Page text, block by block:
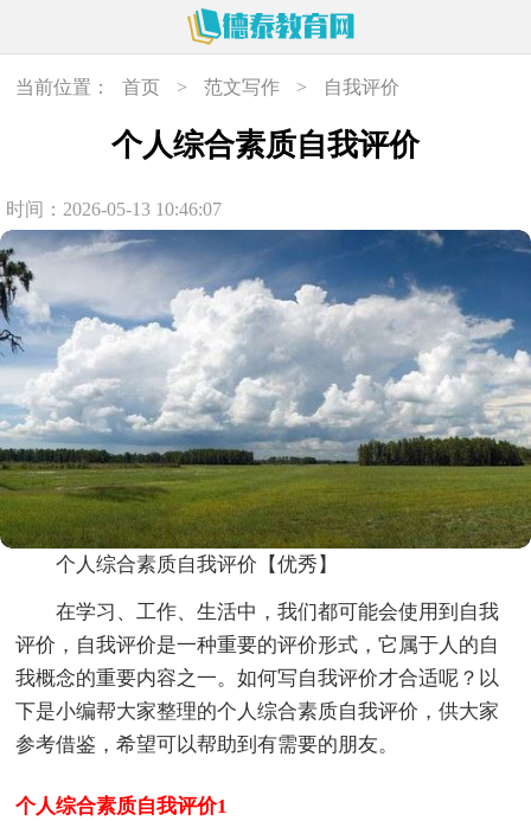
当前位置： 首页 > 范文写作 > 自我评价
个人综合素质自我评价
时间：2026-05-13 10:46:07
个人综合素质自我评价【优秀】
在学习、工作、生活中，我们都可能会使用到自我
评价，自我评价是一种重要的评价形式，它属于人的自
我概念的重要内容之一。如何写自我评价才合适呢？以
下是小编帮大家整理的个人综合素质自我评价，供大家
参考借鉴，希望可以帮助到有需要的朋友。
个人综合素质自我评价1